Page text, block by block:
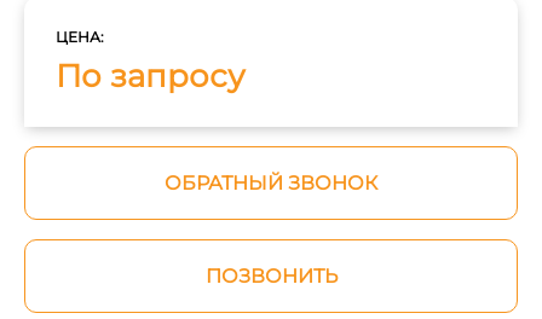
ЦЕНА:
По запросу
ОБРАТНЫЙ ЗВОНОК
ПОЗВОНИТЬ